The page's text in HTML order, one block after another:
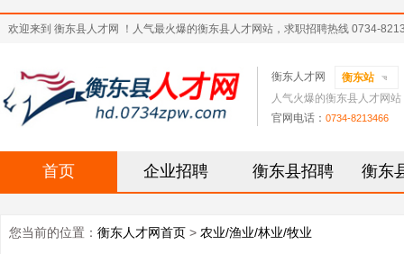
欢迎来到 衡东县人才网 ！人气最火爆的衡东县人才网站，求职招聘热线 0734-
衡东人才网
衡东站
人气火爆的衡东县人才网站
官网电话： 0734-8213466
首页 企业招聘 衡东县招聘 衡东
您当前的位置： 衡东人才网首页 > 农业/渔业/林业/牧业